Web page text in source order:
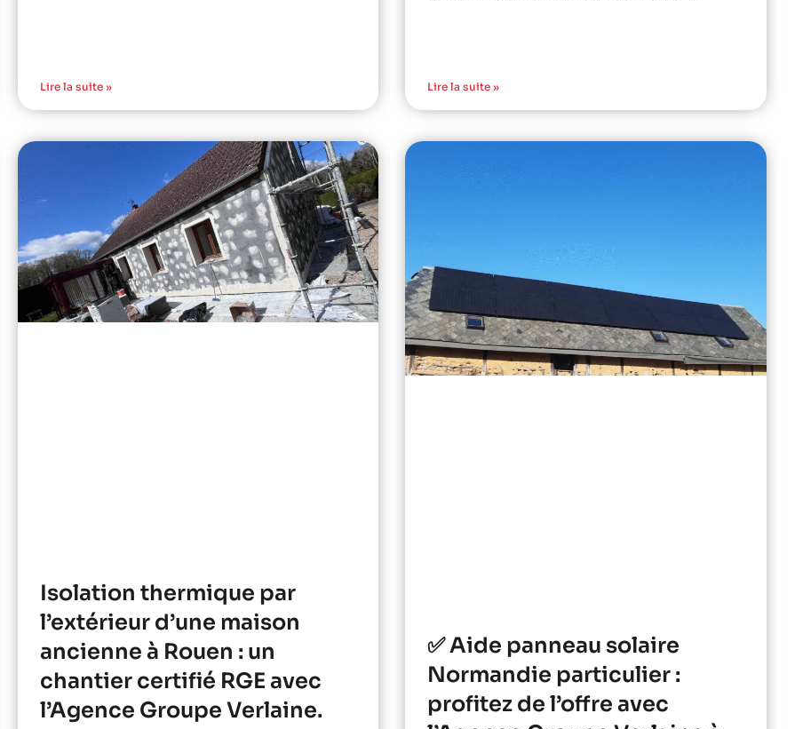
Lire la suite » Lire la suite »
Isolation thermique par
l’extérieur d’une maison
ancienne à Rouen : un
chantier certifié RGE avec
l’Agence Groupe Verlaine.
✅ Aide panneau solaire
Normandie particulier :
profitez de l’offre avec